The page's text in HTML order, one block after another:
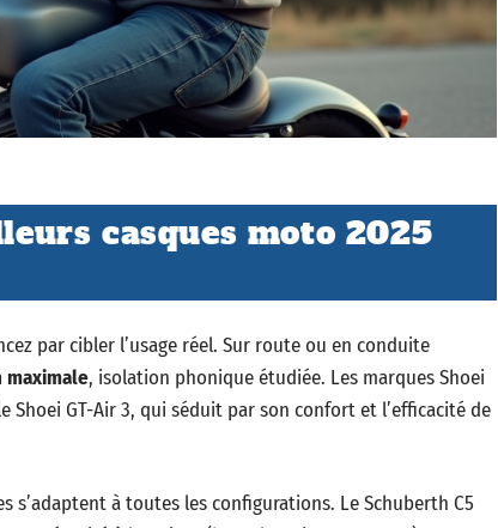
casques moto 2025
par cibler l’usage réel. Sur route ou en conduite
, isolation phonique étudiée. Les marques Shoei
Shoei GT-Air 3, qui séduit par son confort et l’efficacité de
s’adaptent à toutes les configurations. Le Schuberth C5